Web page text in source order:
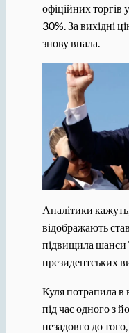
офіційних торгів
30%. За вихідні
знову впала.
Аналітики
відображають
підвищила шанси
президентських
Куля потрапила в
під час одного з
незадовго до